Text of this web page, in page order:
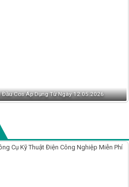
Cos Áp Dụng Từ Ngày 12.05.2026